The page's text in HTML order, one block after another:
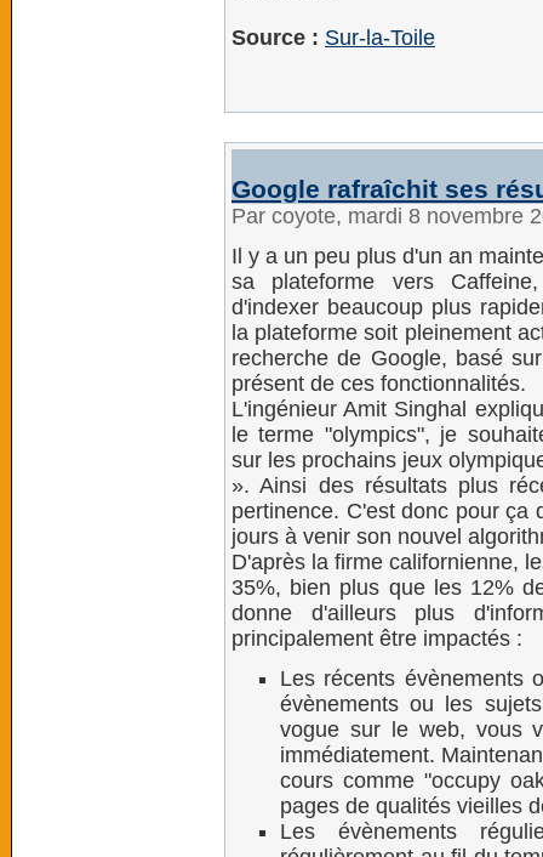
Source : Sur-la-Toile
Google rafraîchit ses
Par coyote, mardi 8 novembre
Il y a un peu plus d'un an
sa plateforme vers
d'indexer beaucoup plus
la plateforme soit pleinement
recherche de Google, basé
présent de ces fonctionnalités.
L'ingénieur Amit Singhal
le terme "olympics", je
sur les prochains jeux
». Ainsi des résultats plus
pertinence. C'est donc pour ça
jours à venir son nouvel
D'après la firme californienne,
35%, bien plus que les 12%
donne d'ailleurs plus
principalement être impactés :
Les récents évènements
évènements ou les
vogue sur le web, vous
immédiatement.
cours comme "occupy
pages de qualités vieilles
Les évènements